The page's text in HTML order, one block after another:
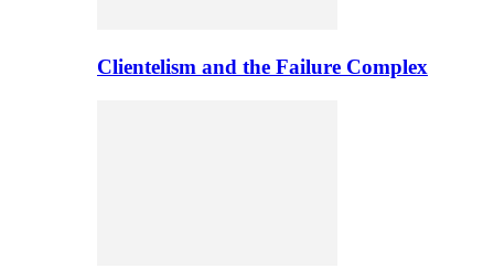
Clientelism and the Failure Complex